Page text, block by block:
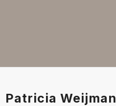
Patricia Weijman